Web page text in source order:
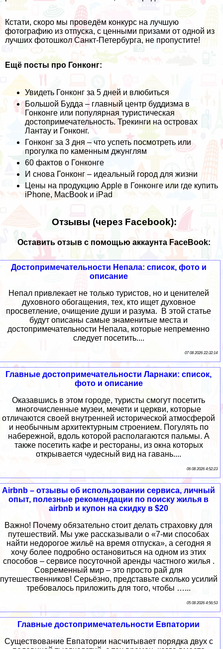
Кстати, скоро мы проведём конкурс на лучшую
фотографию из отпуска, с ценными призами от одной из
лучших фотошкол Санкт-Петербурга, не пропустите!
Ещё посты про Гонконг:
Увидеть Гонконг за 5 дней и влюбиться
Большой Будда – главный центр буддизма в
Гонконге или популярная туристическая
достопримечательность. Трекинги на островах
Лантау и Гонконг.
Гонконг за 3 дня – что успеть посмотреть или
прогулка по каменным джунглям
60 фактов о Гонконге
И снова Гонконг – идеальный город для жизни
Цены на продукцию Apple в Гонконге или где купить
iPhone, MacBook и iPad
Отзывы (через Facebook):
Оставить отзыв с помощью аккаунта FaceBook:
Достопримечательности Непала: список, фото и
описание
Непал привлекает не только туристов, но и ценителей
духовного обогащения, тех, кто ищет духовное
просветление, очищение души и разума. В этой статье
будут описаны самые знаменитые места и
достопримечательности Непала, которые непременно
следует посетить....
07 08 2026 22:32:14
Главные достопримечательности Ларнаки: список,
фото и описание
Оказавшись в этом городе, туристы смогут посетить
многочисленные музеи, мечети и церкви, которые
отличаются своей внутренней исторической атмосферой
и необычным архитектурным строением. Погулять по
набережной, вдоль которой располагаются пальмы. А
также посетить кафе и рестораны, из окна которых
открывается чудесный вид на гавань....
06 08 2026 4:52:23
Airbnb – отзывы об использовании сервиса, личный
опыт, полезные рекомендации по поиску жилья в
airbnb и купон на скидку в $20
Важно! Почему обязательно стоит делать страховку для
путешествий. Мы уже рассказывали о «7-ми способах
найти недорогое жильё на время отпуска», а сегодня я
хочу более подробно остановиться на одном из этих
способов – сервисе посуточной аренды частного жилья .
Современный мир – это просто рай для
путешественников! Серьёзно, представьте сколько усилий
требовалось приложить для того, чтобы …...
05 08 2026 4:56:53
Главные достопримечательности Евпатории
Существование Евпатории насчитывает порядка двух с